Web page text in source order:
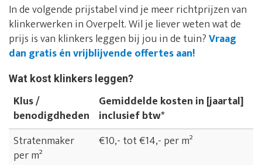
In de volgende prijstabel vind je meer richtprijzen van
klinkerwerken in Overpelt. Wil je liever weten wat de
prijs is van klinkers leggen bij jou in de tuin?Vraag
dan gratis én vrijblijvende offertes aan!
Wat kost klinkers leggen?
Klus /
benodigdheden
Gemiddelde kosten in [jaartal]
inclusief btw*
Stratenmaker
per m²
€10,- tot €14,- per m²